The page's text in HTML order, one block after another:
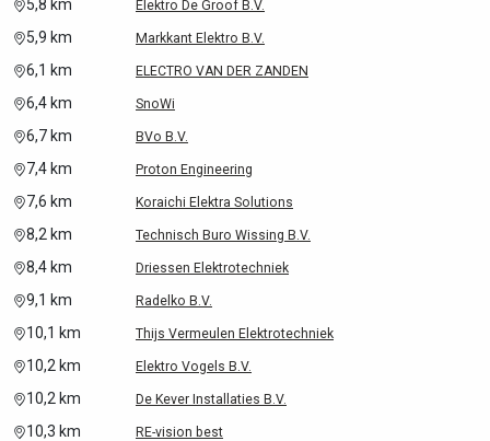
5,8 km Elektro De Groof B.V.
5,9 km Markkant Elektro B.V.
6,1 km ELECTRO VAN DER ZANDEN
6,4 km SnoWi
6,7 km BVo B.V.
7,4 km Proton Engineering
7,6 km Koraichi Elektra Solutions
8,2 km Technisch Buro Wissing B.V.
8,4 km Driessen Elektrotechniek
9,1 km Radelko B.V.
10,1 km Thijs Vermeulen Elektrotechniek
10,2 km Elektro Vogels B.V.
10,2 km De Kever Installaties B.V.
10,3 km RE-vision best